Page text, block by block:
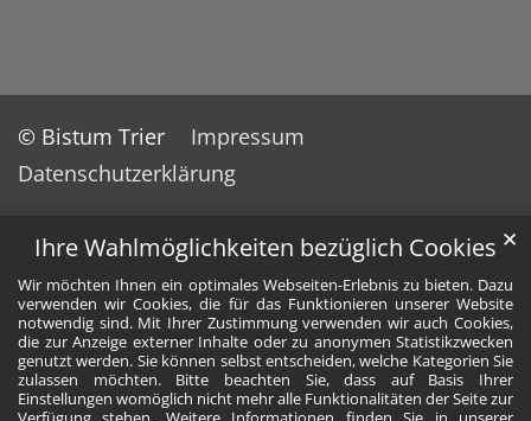
Ihre Wahlmöglichkeiten bezüglich Cookies
Wir möchten Ihnen ein optimales Webseiten-Erlebnis zu bieten. Dazu
verwenden wir Cookies, die für das Funktionieren unserer Website
notwendig sind. Mit Ihrer Zustimmung verwenden wir auch Cookies,
die zur Anzeige externer Inhalte oder zu anonymen Statistikzwecken
genutzt werden. Sie können selbst entscheiden, welche Kategorien Sie
zulassen möchten. Bitte beachten Sie, dass auf Basis Ihrer
Einstellungen womöglich nicht mehr alle Funktionalitäten der Seite zur
✕
© Bistum Trier
Impressum
Datenschutzerklärung